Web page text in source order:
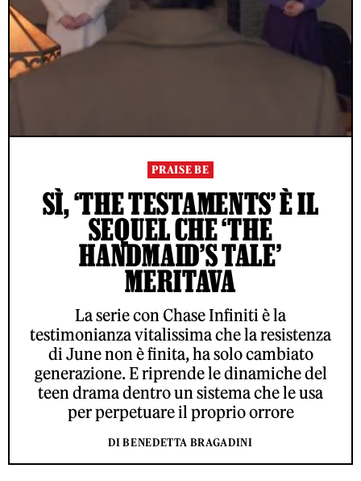
PRAISE BE
SÌ, ‘THE TESTAMENTS’ È IL
SEQUEL CHE ‘THE
HANDMAID’S TALE’
MERITAVA
La serie con Chase Infiniti è la
testimonianza vitalissima che la resistenza
di June non è finita, ha solo cambiato
generazione. E riprende le dinamiche del
teen drama dentro un sistema che le usa
per perpetuare il proprio orrore
DI BENEDETTA BRAGADINI